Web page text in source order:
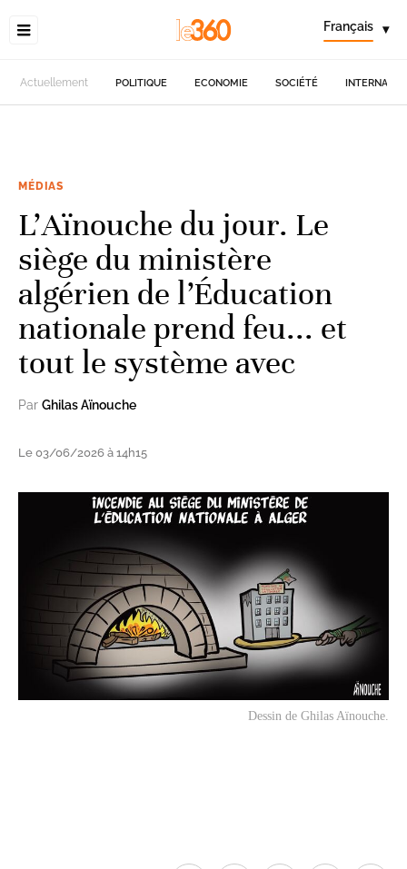
Français ▾
Actuellement POLITIQUE ECONOMIE SOCIÉTÉ
MÉDIAS
L’Aïnouche du jour. Le
siège du ministère
algérien de l’Éducation
nationale prend feu... et
tout le système avec
Par Ghilas Aïnouche
Le 03/06/2026 à 14h15
Dessin de Ghilas Aïnouche.